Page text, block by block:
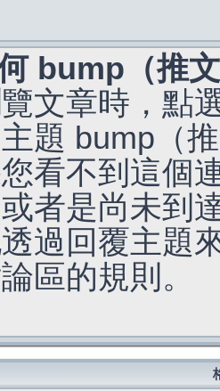
bump（推
文章時，點
題 bump（
看不到這個
者是尚未到
過回覆主題
區的規則。